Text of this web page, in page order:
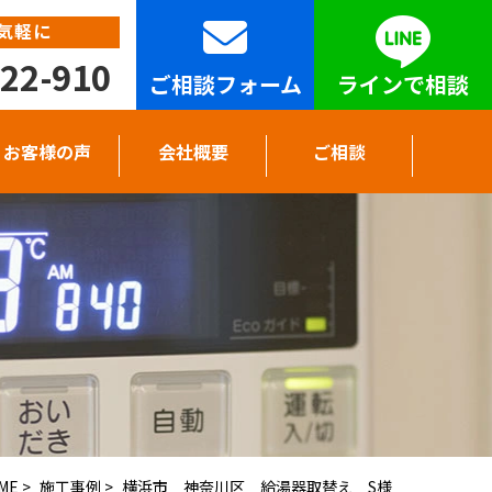
軽に
910 ご相談フォーム ラインで相談
お客様の声 会社概要 ご相談
> 施工事例 > 横浜市 神奈川区 給湯器取替え S様